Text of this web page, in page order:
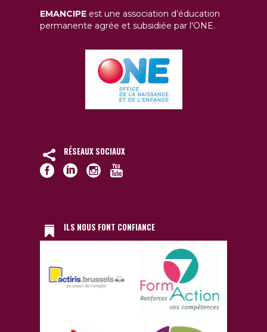
EMANCIPE est une association d’éducation
permanente agrée et subsidiée par l'ONE.
RÉSEAUX SOCIAUX
ILS NOUS FONT CONFIANCE